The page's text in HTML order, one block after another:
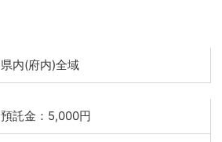
県内(府内)全域
預託金：5,000円